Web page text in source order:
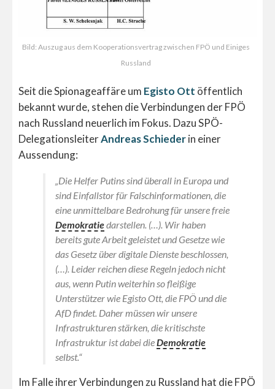
Bild: Auszug aus dem Kooperationsvertrag zwischen FPÖ und Einiges
Russland
Seit die Spionageaffäre um Egisto Ott öffentlich
bekannt wurde, stehen die Verbindungen der FPÖ
nach Russland neuerlich im Fokus. Dazu SPÖ-
DelegationsleiterAndreas Schiederin einer
Aussendung:
„Die Helfer Putins sind überall in Europa und
sind Einfallstor für Falschinformationen, die
eine unmittelbare Bedrohung für unsere freie
Demokratiedarstellen. (…). Wir haben
bereits gute Arbeit geleistet und Gesetze wie
das Gesetz über digitale Dienste beschlossen,
(…). Leider reichen diese Regeln jedoch nicht
aus, wenn Putin weiterhin so fleißige
Unterstützer wie Egisto Ott, die FPÖ und die
AfD findet. Daher müssen wir unsere
Infrastrukturen stärken, die kritischste
Infrastruktur ist dabei dieDemokratie
selbst.“
Im Falle ihrer Verbindungen zu Russland hat die FPÖ